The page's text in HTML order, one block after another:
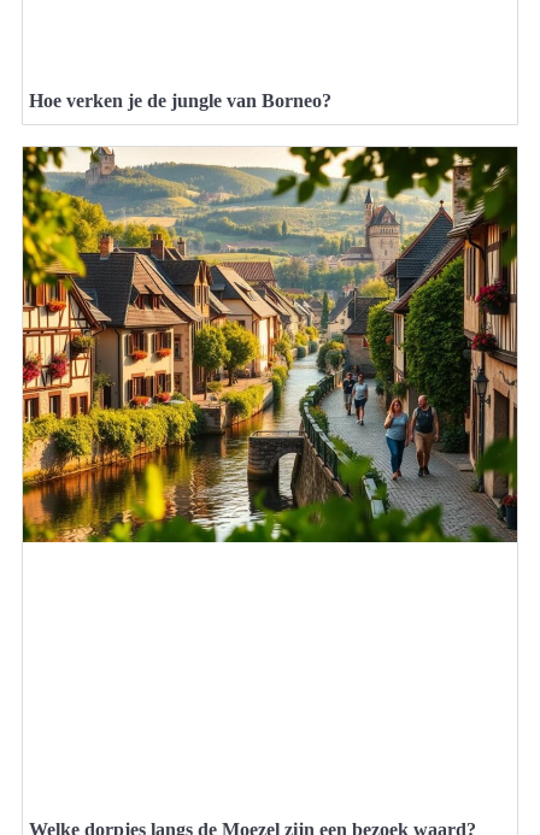
Hoe verken je de jungle van Borneo?
Welke dorpjes langs de Moezel zijn een bezoek waard?